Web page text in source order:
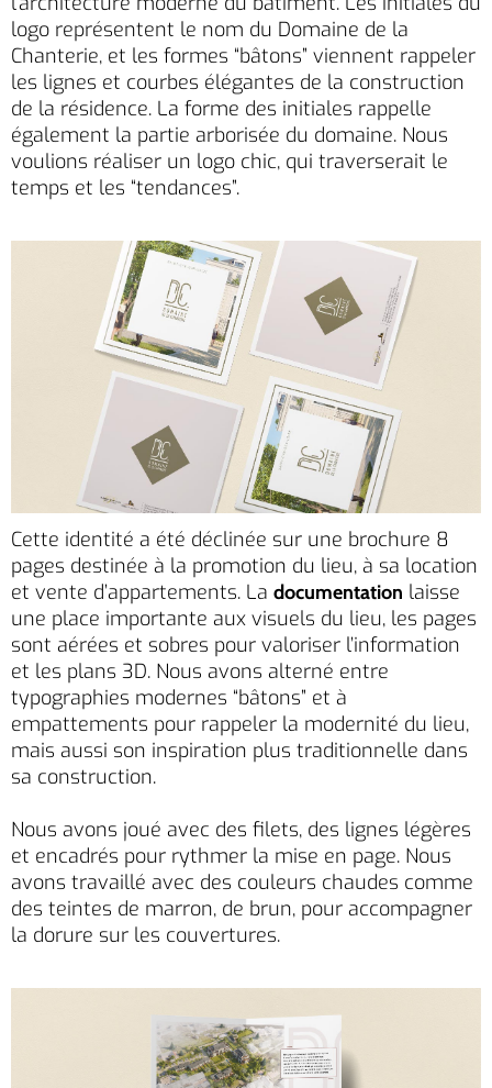
logo représentent le nom du Domaine de la
Chanterie, et les formes “bâtons” viennent rappeler
les lignes et courbes élégantes de la construction
de la résidence. La forme des initiales rappelle
également la partie arborisée du domaine. Nous
voulions réaliser un logo chic, qui traverserait le
temps et les “tendances”.
Cette identité a été déclinée sur une brochure 8
pages destinée à la promotion du lieu, à sa location
et vente d’appartements. La documentation laisse
une place importante aux visuels du lieu, les pages
sont aérées et sobres pour valoriser l’information
et les plans 3D. Nous avons alterné entre
typographies modernes “bâtons” et à
empattements pour rappeler la modernité du lieu,
mais aussi son inspiration plus traditionnelle dans
sa construction.
Nous avons joué avec des filets, des lignes légères
et encadrés pour rythmer la mise en page. Nous
avons travaillé avec des couleurs chaudes comme
des teintes de marron, de brun, pour accompagner
la dorure sur les couvertures.